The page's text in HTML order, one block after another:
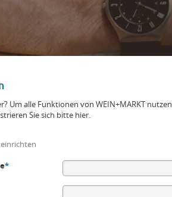
Um alle Funktionen von WEIN+MARKT nutzen
Sie sich bitte hier.
*